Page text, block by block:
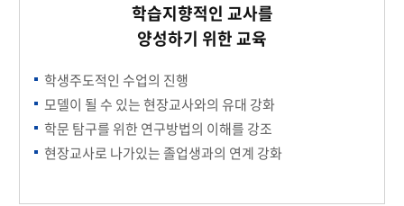
학습지향적인 교사를
양성하기 위한 교육
학생주도적인 수업의 진행
모델이 될 수 있는 현장교사와의 유대 강화
학문 탐구를 위한 연구방법의 이해를 강조
현장교사로 나가있는 졸업생과의 연계 강화